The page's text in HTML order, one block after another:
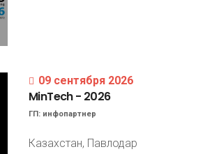
09 сентября 2026
MinTech- 2026
ГП: инфопартнер
Казахстан, Павлодар